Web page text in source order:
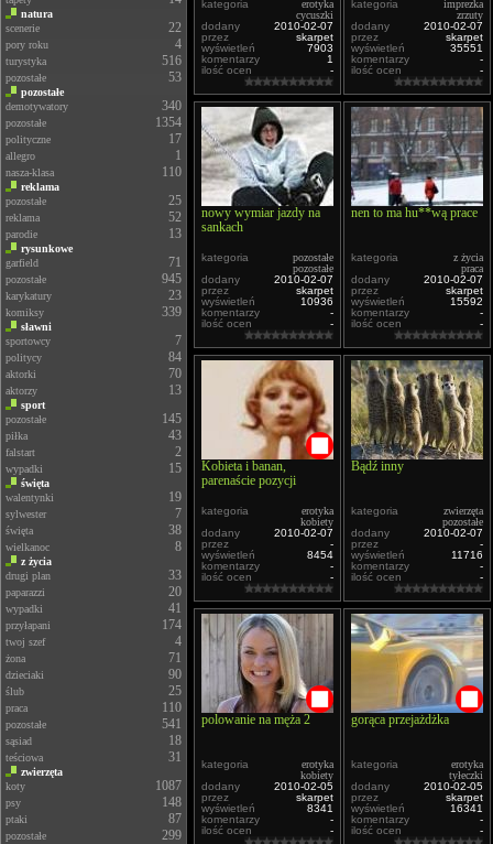
natura
scenerie
22
pory roku 4
turystyka 516
pozostałe 53
pozostałe
demotywatory
340
pozostałe 1354
polityczne 17
allegro 1
nasza-klasa 110
reklama
pozostałe
25
reklama 52
parodie 13
rysunkowe
garfield
71
pozostałe 945
karykatury 23
komiksy 339
sławni
sportowcy
7
politycy 84
aktorki 70
aktorzy 13
sport
pozostałe
145
piłka 43
falstart 2
wypadki 15
święta
walentynki
19
sylwester 7
święta 38
wielkanoc 8
z życia
drugi plan
33
paparazzi 20
wypadki 41
przyłapani 174
twoj szef 4
żona 71
dzieciaki 90
ślub 25
praca 110
pozostałe 541
sąsiad 18
teściowa 31
zwierzęta
koty
1087
psy 148
ptaki 87
pozostałe 299
kategoria
erotyka
cycuszki
dodany
2010-02-07
przez
skarpet
wyświetleń
7903
komentarzy
1
ilość ocen
-
kategoria
imprezka
zrzuty
dodany
2010-02-07
przez
skarpet
wyświetleń
35551
komentarzy
-
ilość ocen
-
nowy wymiar jazdy na
sankach
kategoria
pozostałe
pozostałe
dodany
2010-02-07
przez
skarpet
wyświetleń
10936
komentarzy
-
ilość ocen
-
nen to ma hu**wą prace
kategoria
z życia
praca
dodany
2010-02-07
przez
skarpet
wyświetleń
15592
komentarzy
-
ilość ocen
-
Kobieta i banan,
parenaście pozycji
kategoria
erotyka
kobiety
dodany
2010-02-07
przez
-
wyświetleń
8454
komentarzy
-
ilość ocen
-
Bądź inny
kategoria
zwierzęta
pozostałe
dodany
2010-02-07
przez
-
wyświetleń
11716
komentarzy
-
ilość ocen
-
polowanie na męża 2
kategoria
erotyka
kobiety
dodany
2010-02-05
przez
skarpet
wyświetleń
8341
komentarzy
-
ilość ocen
-
gorąca przejażdżka
kategoria
erotyka
tyłeczki
dodany
2010-02-05
przez
skarpet
wyświetleń
16341
komentarzy
-
ilość ocen
-